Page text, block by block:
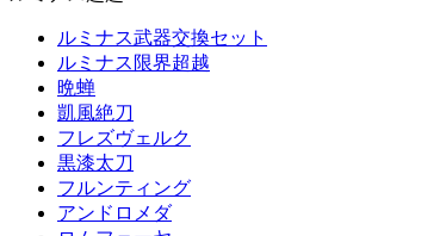
ルミナス武器交換セット
ルミナス限界超越
晩蝉
凱風絶刀
フレズヴェルク
黒漆太刀
フルンティング
アンドロメダ